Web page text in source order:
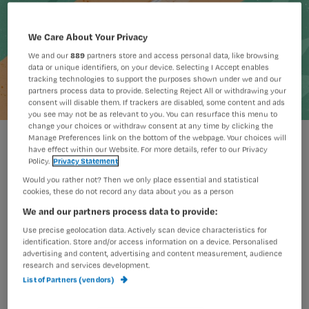
Foto:Maren Bruin
De volgende artikelen zijn
onderdeel van deze Challenge. Lees
de artikelen en doe de toets:
We Care About Your Privacy
We and our889 partners store and access personal data, like browsing
data or unique identifiers, on your device. Selecting I Accept enables
tracking technologies to support the purposes shown under we and our
partners process data to provide. Selecting Reject All or withdrawing your
consent will disable them. If trackers are disabled, some content and ads
you see may not be as relevant to you. You can resurface this menu to
change your choices or withdraw consent at any time by clicking the
Manage Preferences link on the bottom of the webpage. Your choices will
have effect within our Website. For more details, refer to our Privacy
Policy. Privacy Statement
Would you rather not? Then we only place essential and statistical
cookies, these do not record any data about you as a person
We and our partners process data to provide:
Use precise geolocation data. Actively scan device characteristics for
identification. Store and/or access information on a device. Personalised
advertising and content, advertising and content measurement, audience
research and services development.
List of Partners (vendors)